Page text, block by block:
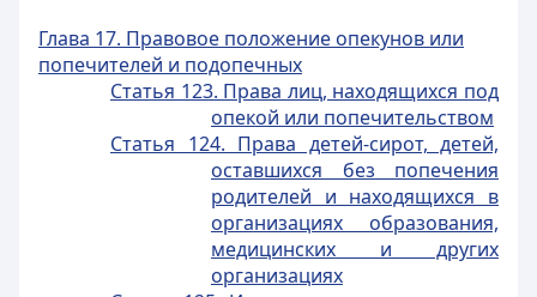
Глава 17. Правовое положение опекунов или
попечителей и подопечных
Статья 123. Права лиц, находящихся под
опекой или попечительством
Статья 124. Права детей-сирот, детей,
оставшихся без попечения
родителей и находящихся в
организациях образования,
медицинских и других
организациях